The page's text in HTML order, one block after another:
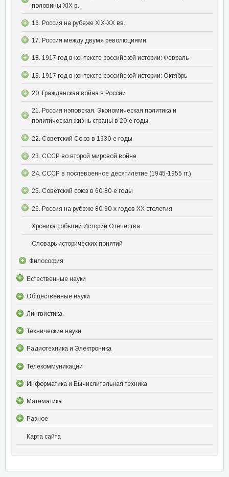
половины XIX в.
16. Россия на рубеже XIX-XX вв.
17. Россия между двумя революциями
18. 1917 год в контексте российской истории: Февраль
19. 1917 год в контексте российской истории: Октябрь
20. Гражданская война в России
21. Россия нэповская. Экономическая политика и
политическая жизнь страны в 20-е годы
22. Советский Союз в 1930-е годы
23. СССР во второй мировой войне
24. СССР в послевоенное десятилетие (1945-1955 гг.)
25. Советский союз в 60-80-е годы
26. Россия на рубеже 80-90-х годов XX столетия
Хроника событий Истории Отечества
Словарь исторических понятий
Философия
Естественные науки
Общественные науки
Лингвистика
Технические науки
Радиотехника и Электроника
Телекоммуникации
Информатика и Вычислительная техника
Математика
Разное
Карта сайта